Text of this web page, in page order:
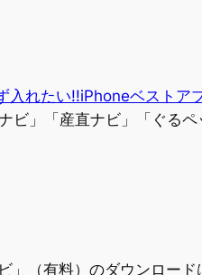
入れたい!!iPhoneベストア
ビ」「産直ナビ」「ぐるペ
」（有料）のダウンロード